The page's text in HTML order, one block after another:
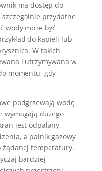
ma dostęp do
szczególnie przydatne
wody może być
do kąpieli lub
W takich
i utrzymywana w
momentu, gdy
podgrzewają wodę
wymagają dużego
jest odpalany,
a palnik gazowy
żądanej temperatury.
bardziej